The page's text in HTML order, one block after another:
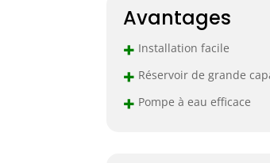
Avantages
+ Installation facile
+ Réservoir de grande
+ Pompe à eau efficace